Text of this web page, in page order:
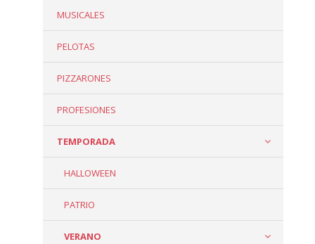
MUSICALES
PELOTAS
PIZZARONES
PROFESIONES
TEMPORADA
HALLOWEEN
PATRIO
VERANO